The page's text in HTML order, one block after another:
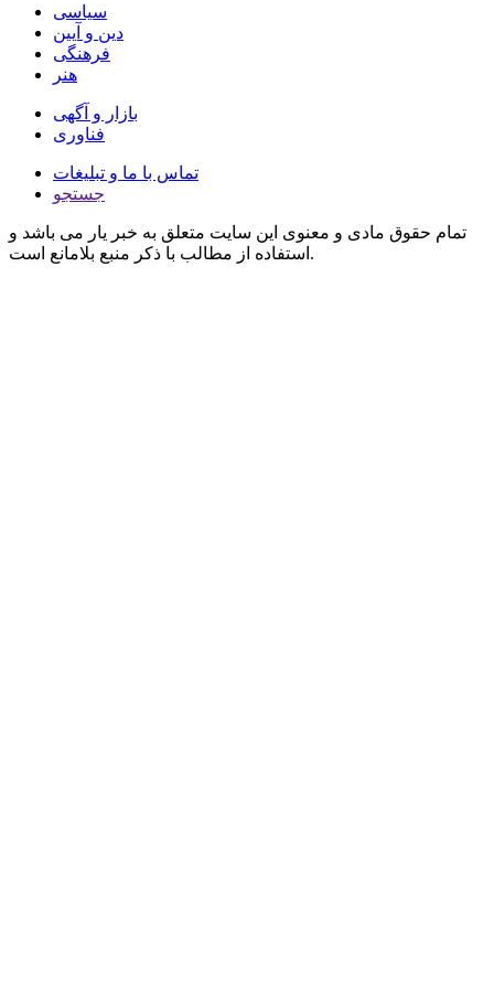
سیاسی
دین و آیین
فرهنگی
هنر
بازار و آگهی
فناوری
تماس با ما و تبلیغات
جستجو
تمام حقوق مادی و معنوی این سایت متعلق به خبر یار می باشد و
استفاده از مطالب با ذکر منبع بلامانع است.